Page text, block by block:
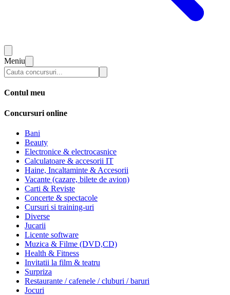
Meniu
Contul meu
Concursuri online
Bani
Beauty
Electronice & electrocasnice
Calculatoare & accesorii IT
Haine, Incaltaminte & Accesorii
Vacante (cazare, bilete de avion)
Carti & Reviste
Concerte & spectacole
Cursuri si training-uri
Diverse
Jucarii
Licente software
Muzica & Filme (DVD,CD)
Health & Fitness
Invitatii la film & teatru
Surpriza
Restaurante / cafenele / cluburi / baruri
Jocuri